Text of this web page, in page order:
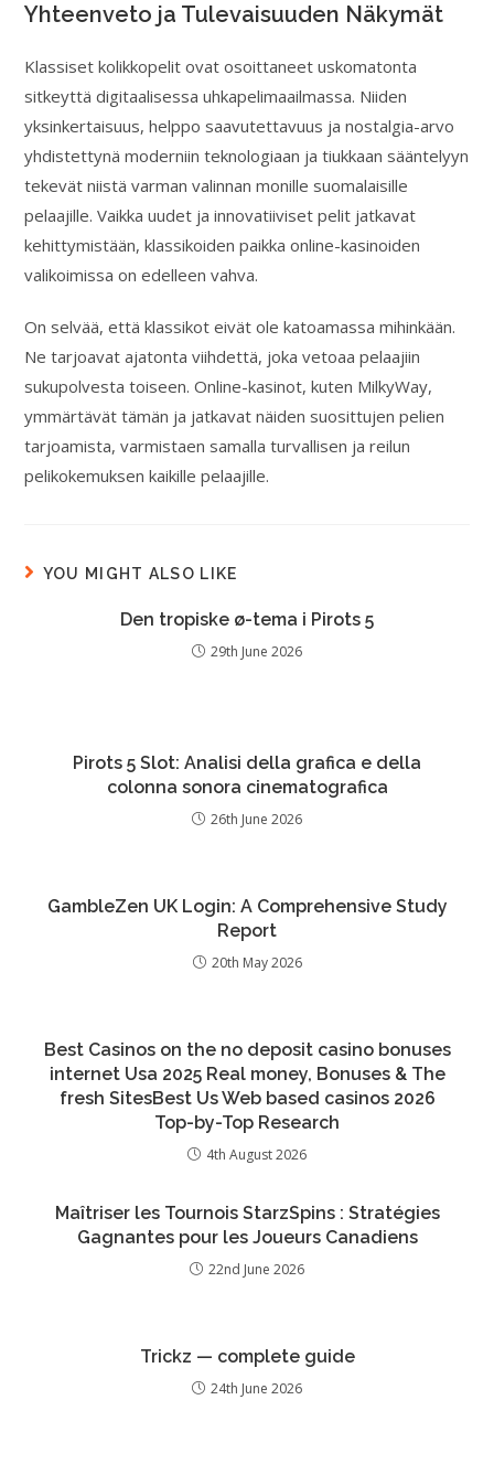
Yhteenveto ja Tulevaisuuden Näkymät
Klassiset kolikkopelit ovat osoittaneet uskomatonta
sitkeyttä digitaalisessa uhkapelimaailmassa. Niiden
yksinkertaisuus, helppo saavutettavuus ja nostalgia-arvo
yhdistettynä moderniin teknologiaan ja tiukkaan sääntelyyn
tekevät niistä varman valinnan monille suomalaisille
pelaajille. Vaikka uudet ja innovatiiviset pelit jatkavat
kehittymistään, klassikoiden paikka online-kasinoiden
valikoimissa on edelleen vahva.
On selvää, että klassikot eivät ole katoamassa mihinkään.
Ne tarjoavat ajatonta viihdettä, joka vetoaa pelaajiin
sukupolvesta toiseen. Online-kasinot, kuten MilkyWay,
ymmärtävät tämän ja jatkavat näiden suosittujen pelien
tarjoamista, varmistaen samalla turvallisen ja reilun
pelikokemuksen kaikille pelaajille.
YOU MIGHT ALSO LIKE
Den tropiske ø-tema i Pirots 5
29th June 2026
Pirots 5 Slot: Analisi della grafica e della
colonna sonora cinematografica
26th June 2026
GambleZen UK Login: A Comprehensive Study
Report
20th May 2026
Best Casinos on the no deposit casino bonuses
internet Usa 2025 Real money, Bonuses & The
fresh SitesBest Us Web based casinos 2026
Top-by-Top Research
4th August 2026
Maîtriser les Tournois StarzSpins : Stratégies
Gagnantes pour les Joueurs Canadiens
22nd June 2026
Trickz — complete guide
24th June 2026